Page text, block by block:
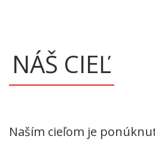
NÁŠ CIEĽ
Naším cieľom je